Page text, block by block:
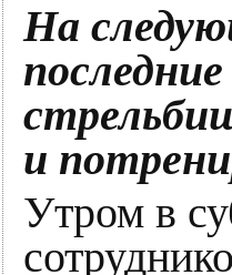
На
и
Утром в